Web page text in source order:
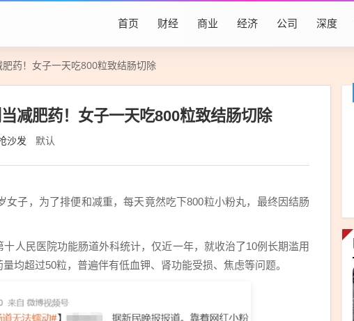
首页 财经 商业 经济 公司 深度
药！女子一天吃800粒致结肠切除
减肥药！女子一天吃800粒致结肠切除
沙发 默认
子，为了排便和减重，每天竟然吃下800粒小粉丸，最终因结肠
人民医院功能肠道外科统计，仅近一年，就收治了10例长期滥用
均超过50粒，普遍伴有低血钾、肾功能受损、焦虑等问题。